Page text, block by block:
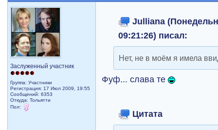
Заслуженный участник
Группа: Участники
Регистрация: 17 Июл 2009, 19:55
Сообщений: 6353
Откуда: Тольятти
Пол:
Julliana
09:21:26) писал:
Нет, не в моём я имела
Фуф... слава те
Цитата